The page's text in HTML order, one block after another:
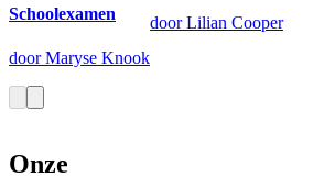
Schoolexamen
door Maryse Knook
door Lilian Cooper
Onze